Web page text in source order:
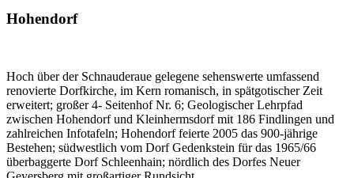
Hohendorf
Hoch über der Schnauderaue gelegene sehenswerte umfassend
renovierte Dorfkirche, im Kern romanisch, in spätgotischer Zeit
erweitert; großer 4- Seitenhof Nr. 6; Geologischer Lehrpfad
zwischen Hohendorf und Kleinhermsdorf mit 186 Findlingen und
zahlreichen Infotafeln; Hohendorf feierte 2005 das 900-jährige
Bestehen; südwestlich vom Dorf Gedenkstein für das 1965/66
überbaggerte Dorf Schleenhain; nördlich des Dorfes Neuer